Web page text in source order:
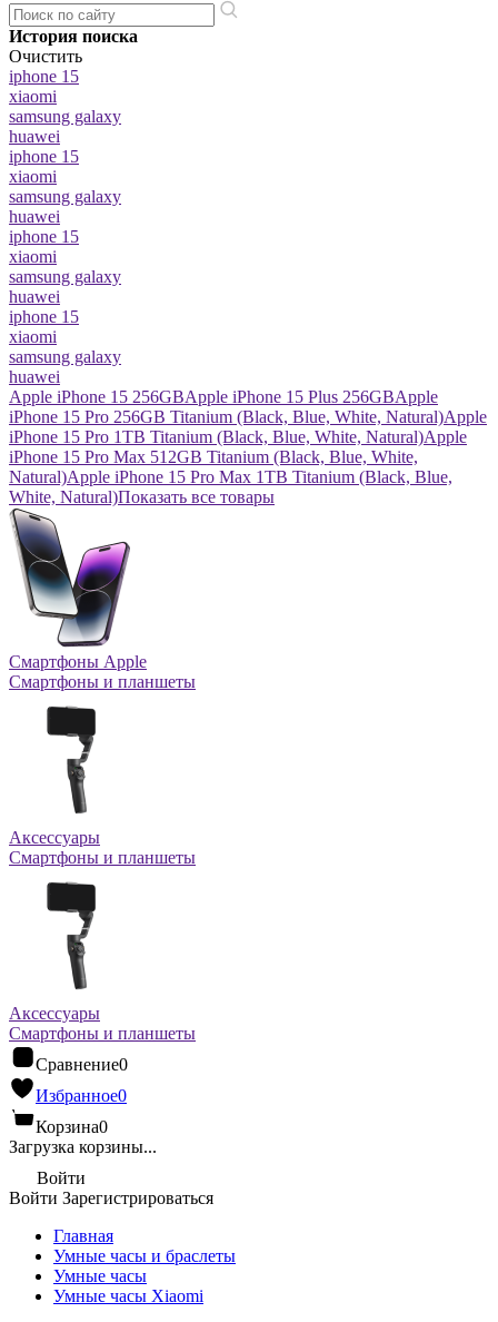
История поиска
Очистить
iphone 15
xiaomi
samsung galaxy
huawei
iphone 15
xiaomi
samsung galaxy
huawei
iphone 15
xiaomi
samsung galaxy
huawei
iphone 15
xiaomi
samsung galaxy
huawei
Apple iPhone 15 256GBApple iPhone 15 Plus 256GBApple
iPhone 15 Pro 256GB Titanium (Black, Blue, White, Natural)Apple
iPhone 15 Pro 1TB Titanium (Black, Blue, White, Natural)Apple
iPhone 15 Pro Max 512GB Titanium (Black, Blue, White,
Natural)Apple iPhone 15 Pro Max 1TB Titanium (Black, Blue,
White, Natural)Показать все товары
Смартфоны Apple
Смартфоны и планшеты
Аксессуары
Смартфоны и планшеты
Аксессуары
Смартфоны и планшеты
Сравнение0
Избранное0
Корзина0
Загрузка корзины...
Войти
Войти Зарегистрироваться
Главная
Умные часы и браслеты
Умные часы
Умные часы Xiaomi